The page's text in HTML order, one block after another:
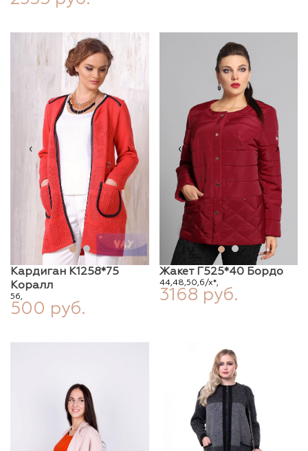
‹ ›
Кардиган К1258*75
Коралл
56,
500 руб.
‹ ›
Жакет Г525*40 Бордо
44,48,50,б/х*,
3168 руб.